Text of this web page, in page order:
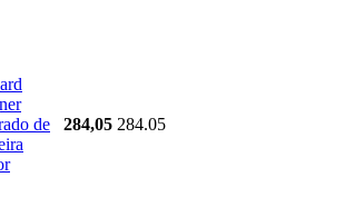
de
284,05 284.05